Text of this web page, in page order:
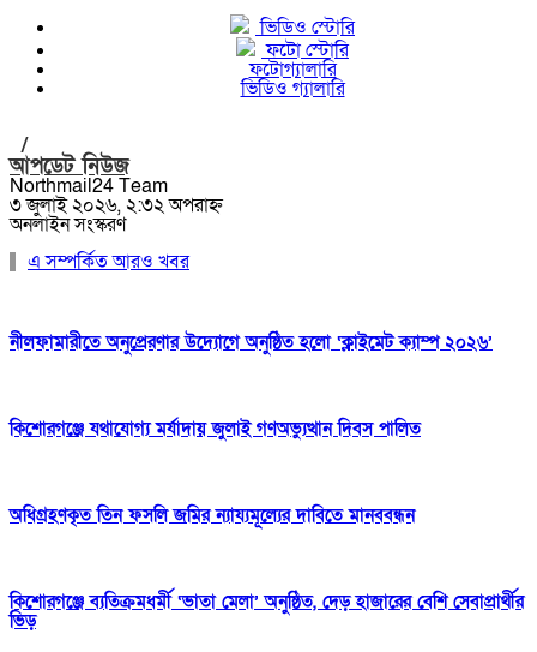
ভিডিও স্টোরি
ফটো স্টোরি
ফটোগ্যালারি
ভিডিও গ্যালারি
/
আপডেট নিউজ
Northmail24 Team
৩ জুলাই ২০২৬, ২:৩২ অপরাহ্ন
অনলাইন সংস্করণ
এ সম্পর্কিত আরও খবর
নীলফামারীতে অনুপ্রেরণার উদ্যোগে অনুষ্ঠিত হলো ‘ক্লাইমেট ক্যাম্প ২০২৬’
কিশোরগঞ্জে যথাযোগ্য মর্যাদায় জুলাই গণঅভ্যুত্থান দিবস পালিত
অধিগ্রহণকৃত তিন ফসলি জমির ন্যায্যমূল্যের দাবিতে মানববন্ধন
কিশোরগঞ্জে ব্যতিক্রমধর্মী ‘ভাতা মেলা’ অনুষ্ঠিত, দেড় হাজারের বেশি সেবাপ্রার্থীর
ভিড়